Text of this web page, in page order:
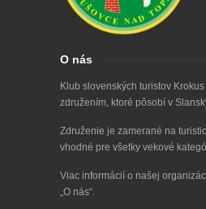
O nás
Klub slovenských turistov
združením, ktoré pôsobí v
Združenie je zamerané na
vhodné pre všetky vekové
Viac informácií o našej
„O nás“.